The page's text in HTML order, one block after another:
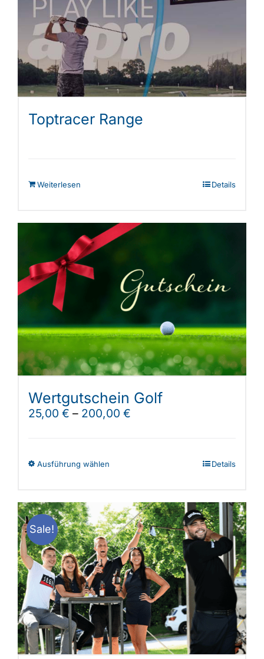
Shop
Toptracer Range
Weiterlesen Details
Wertgutschein Golf
25,00 € – 200,00 €
Ausführung wählen
mehrere
Varianten
auf.
Die
Optionen
können
auf
der
Produktseite
gewählt
Details
Sale!